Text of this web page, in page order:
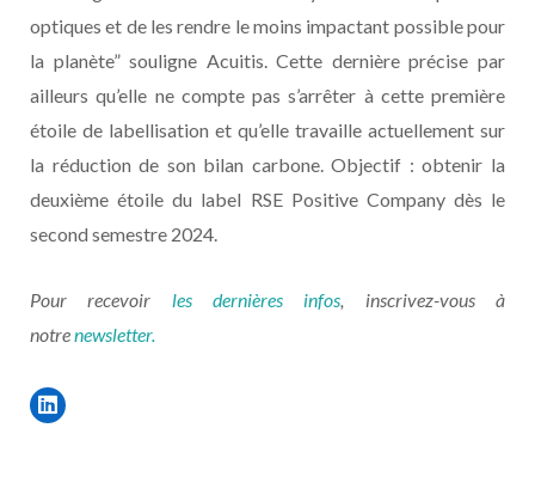
optiques et de les rendre le moins impactant possible pour
la planète” souligne Acuitis. Cette dernière précise par
ailleurs qu’elle ne compte pas s’arrêter à cette première
étoile de labellisation et qu’elle travaille actuellement sur
la réduction de son bilan carbone. Objectif : obtenir la
deuxième étoile du label RSE Positive Company dès le
second semestre 2024.
Pour recevoir les dernières infos, inscrivez-vous à
notrenewsletter.